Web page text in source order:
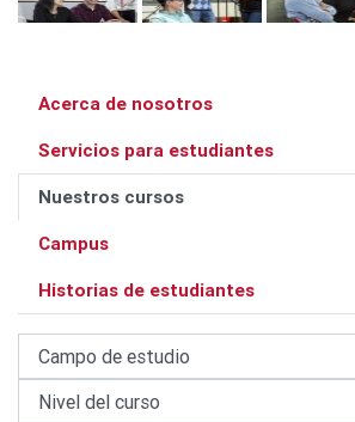
Acerca de nosotros
Servicios para estudiantes
Nuestros cursos
Campus
Historias de estudiantes